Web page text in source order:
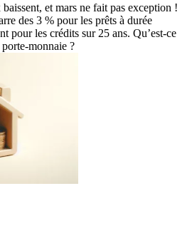
et mars ne fait pas exception !
des 3 % pour les prêts à durée
pour les crédits sur 25 ans. Qu’est-ce
monnaie ?